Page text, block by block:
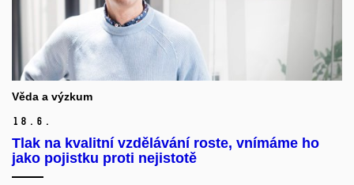
Věda a výzkum
18. 6.
Tlak na kvalitní vzdělávání roste, vnímáme ho
jako pojistku proti nejistotě